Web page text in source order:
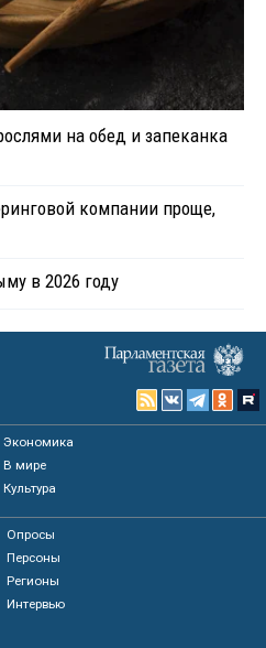
на обед и запеканка
компании проще,
в 2026 году
Экономика
В мире
Культура
Опросы
Персоны
Регионы
Интервью